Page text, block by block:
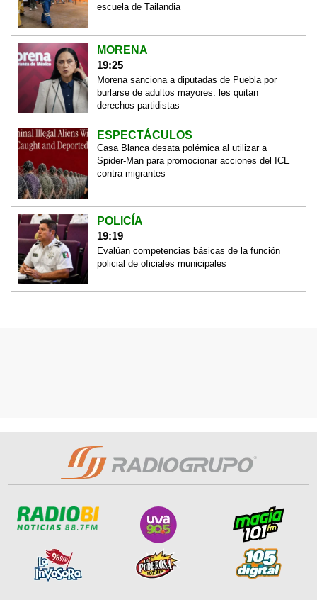
escuela de Tailandia
MORENA
19:25
Morena sanciona a diputadas de Puebla por
burlarse de adultos mayores: les quitan
derechos partidistas
ESPECTÁCULOS
Casa Blanca desata polémica al utilizar a
Spider-Man para promocionar acciones del ICE
contra migrantes
POLICÍA
19:19
Evalúan competencias básicas de la función
policial de oficiales municipales